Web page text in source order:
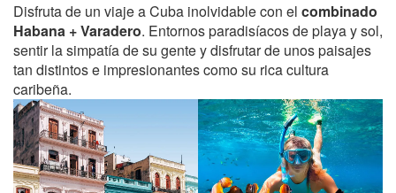
Disfruta de un viaje a Cuba inolvidable con el combinado
Habana + Varadero. Entornos paradisíacos de playa y sol,
sentir la simpatía de su gente y disfrutar de unos paisajes
tan distintos e impresionantes como su rica cultura
caribeña.